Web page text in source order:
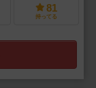
81
持ってる